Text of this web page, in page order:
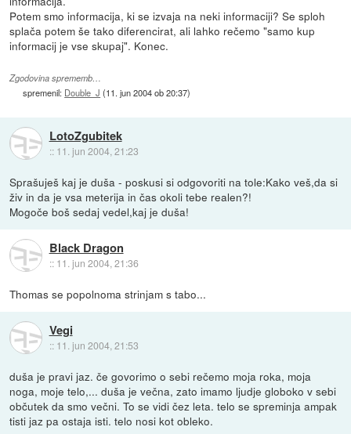
Potem smo informacija, ki se izvaja na neki informaciji? Se sploh
splača potem še tako diferencirat, ali lahko rečemo "samo kup
informacij je vse skupaj". Konec.
Zgodovina sprememb…
spremenil: Double_J (11. jun 2004 ob 20:37)
LotoZgubitek
:: 11. jun 2004, 21:23
Sprašuješ kaj je duša - poskusi si odgovoriti na tole:Kako veš,da si
živ in da je vsa meterija in čas okoli tebe realen?!
Mogoče boš sedaj vedel,kaj je duša!
Black Dragon
:: 11. jun 2004, 21:36
Thomas se popolnoma strinjam s tabo...
Vegi
:: 11. jun 2004, 21:53
duša je pravi jaz. če govorimo o sebi rečemo moja roka, moja
noga, moje telo,... duša je večna, zato imamo ljudje globoko v sebi
občutek da smo večni. To se vidi čez leta. telo se spreminja ampak
tisti jaz pa ostaja isti. telo nosi kot obleko.